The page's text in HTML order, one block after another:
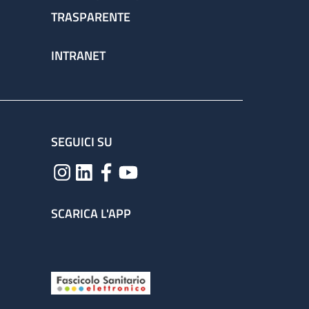
TRASPARENTE
INTRANET
SEGUICI SU
SCARICA L'APP